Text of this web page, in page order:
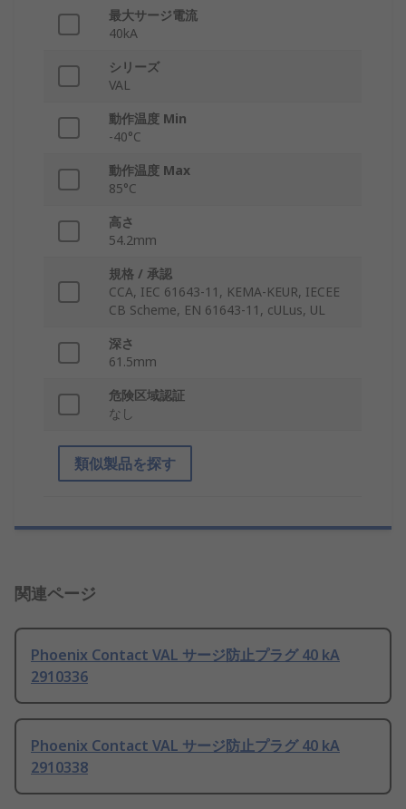
最大サージ電流
40kA
シリーズ
VAL
動作温度 Min
-40°C
動作温度 Max
85°C
高さ
54.2mm
規格 / 承認
CCA, IEC 61643-11, KEMA-KEUR, IECEE
CB Scheme, EN 61643-11, cULus, UL
深さ
61.5mm
危険区域認証
なし
類似製品を探す
関連ページ
Phoenix Contact VAL サージ防止プラグ 40 kA
2910336
Phoenix Contact VAL サージ防止プラグ 40 kA
2910338